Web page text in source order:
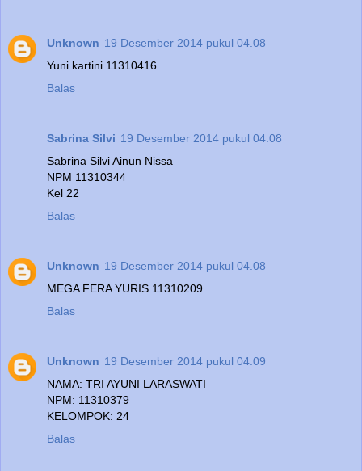
Unknown 19 Desember 2014 pukul 04.08
Yuni kartini 11310416
Balas
Sabrina Silvi 19 Desember 2014 pukul 04.08
Sabrina Silvi Ainun Nissa
NPM 11310344
Kel 22
Balas
Unknown 19 Desember 2014 pukul 04.08
MEGA FERA YURIS 11310209
Balas
Unknown 19 Desember 2014 pukul 04.09
NAMA: TRI AYUNI LARASWATI
NPM: 11310379
KELOMPOK: 24
Balas